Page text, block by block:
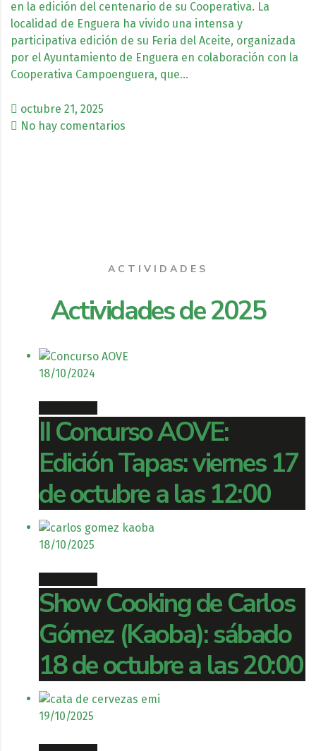
en la edición del centenario de su Cooperativa. La
localidad de Enguera ha vivido una intensa y
participativa edición de su Feria del Aceite, organizada
por el Ayuntamiento de Enguera en colaboración con la
Cooperativa Campoenguera, que…
octubre 21, 2025
No hay comentarios
ACTIVIDADES
Actividades de 2025
18/10/2024
II Concurso AOVE:
Edición Tapas: viernes 17
de octubre a las 12:00
18/10/2025
Show Cooking de Carlos
Gómez (Kaoba): sábado
18 de octubre a las 20:00
19/10/2025